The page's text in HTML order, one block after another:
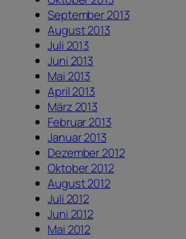
September 2013
August 2013
Juli 2013
Juni 2013
Mai 2013
April 2013
März 2013
Februar 2013
Januar 2013
Dezember 2012
Oktober 2012
August 2012
Juli 2012
Juni 2012
Mai 2012